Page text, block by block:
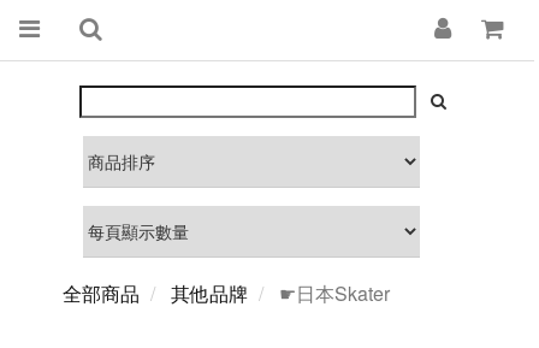
全部商品 其他品牌 ☛日本Skater